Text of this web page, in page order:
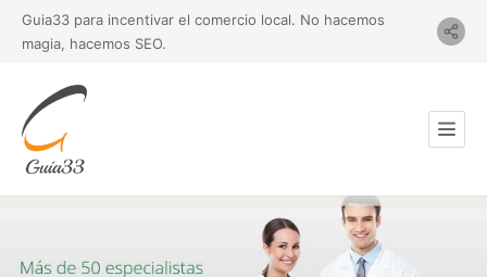
Guia33 para incentivar el comercio local. No hacemos
magia, hacemos SEO.